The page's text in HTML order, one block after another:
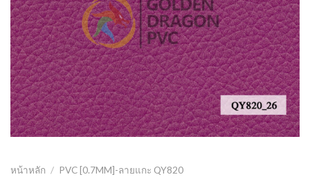
หน้าหลัก / PVC [0.7MM]-ลายแกะ QY820